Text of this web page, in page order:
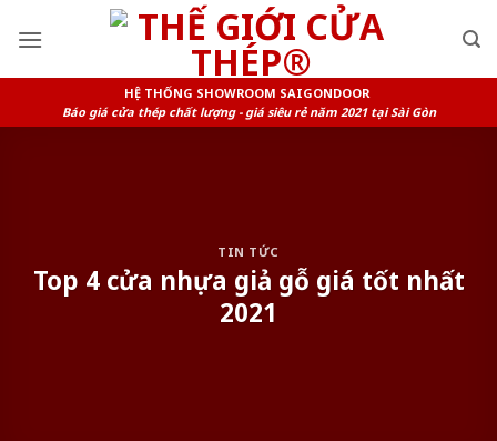
HỆ THỐNG SHOWROOM SAIGONDOOR
Báo giá cửa thép chất lượng - giá siêu rẻ năm 2021 tại Sài Gòn
TIN TỨC
Top 4 cửa nhựa giả gỗ giá tốt nhất
2021